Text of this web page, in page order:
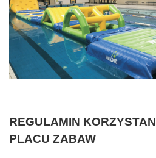
REGULAMIN
PLACU ZABAW